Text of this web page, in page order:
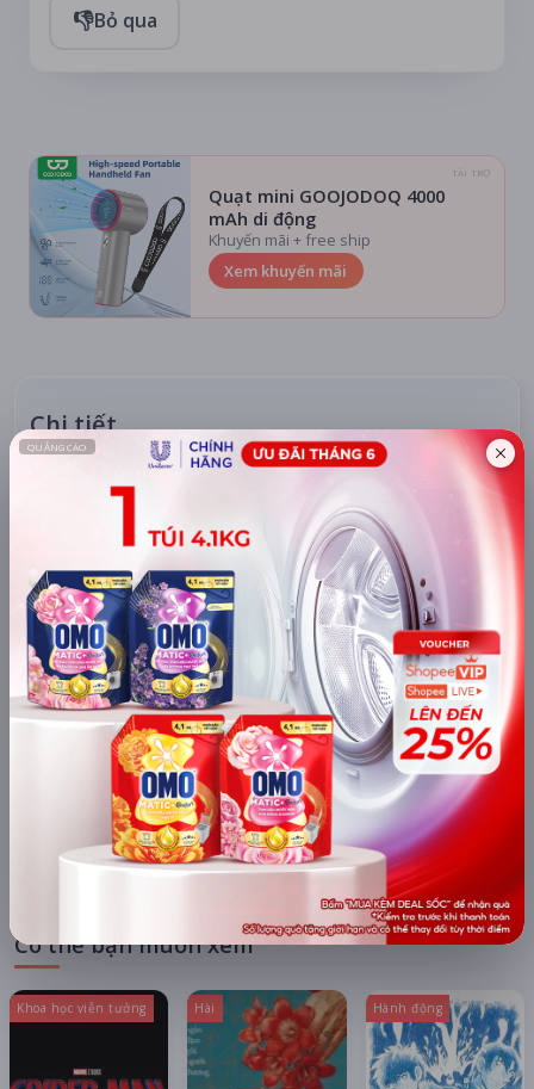
👎Bỏ qua
TÀI TRỢ
Quạt mini GOOJODOQ 4000
mAh di động
Khuyến mãi + free ship
Xem khuyến mãi
Chi tiết
ĐÁNH GIÁ TIN TỨC
KHU VỰC
Hà Nội
HỆ THỐNG RẠP
Tất cả hệ thống
CHỌN NGÀY XEM
MAI
08/08
Thứ bảy
09/08
Chủ nhật
10/08
Thứ hai
Có thể bạn muốn xem
Khoa học viễn tưởng Hài Hành động